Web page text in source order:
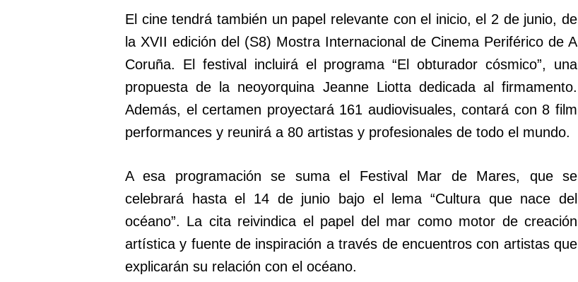
El cine tendrá también un papel relevante con el inicio, el 2 de junio, de
la XVII edición del (S8) Mostra Internacional de Cinema Periférico de A
Coruña. El festival incluirá el programa “El obturador cósmico”, una
propuesta de la neoyorquina Jeanne Liotta dedicada al firmamento.
Además, el certamen proyectará 161 audiovisuales, contará con 8 film
performances y reunirá a 80 artistas y profesionales de todo el mundo.
A esa programación se suma el Festival Mar de Mares, que se
celebrará hasta el 14 de junio bajo el lema “Cultura que nace del
océano”. La cita reivindica el papel del mar como motor de creación
artística y fuente de inspiración a través de encuentros con artistas que
explicarán su relación con el océano.